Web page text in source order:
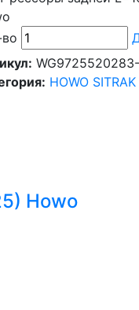
HOWO SITRAK
Howo